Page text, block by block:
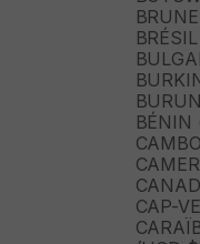
BÉNIN
CAP-